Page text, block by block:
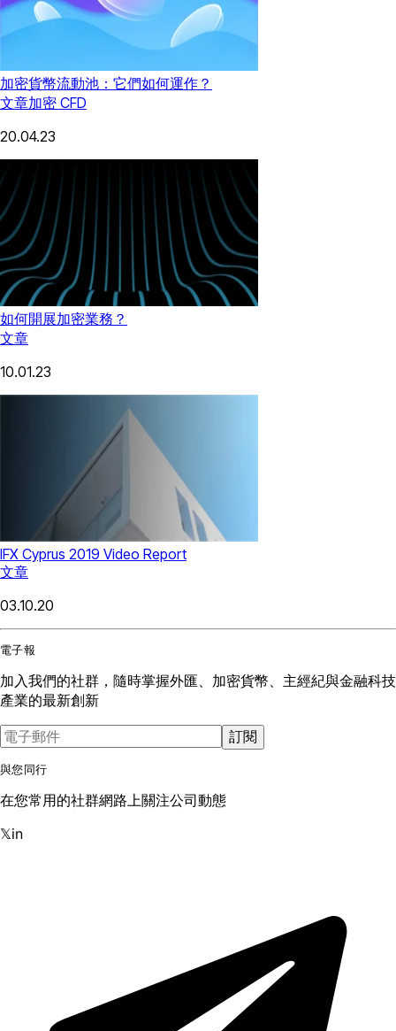
加密貨幣流動池：它們如何運作？
文章加密 CFD
20.04.23
如何開展加密業務？
文章
10.01.23
IFX Cyprus 2019 Video Report
文章
03.10.20
電子報
加入我們的社群，隨時掌握外匯、加密貨幣、主經紀與金融科技
產業的最新創新
訂閱
與您同行
在您常用的社群網路上關注公司動態
𝕏in